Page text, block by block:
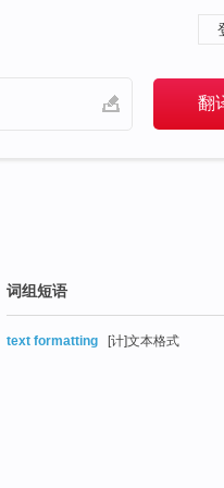
词组短语
text formatting [计]文本格式